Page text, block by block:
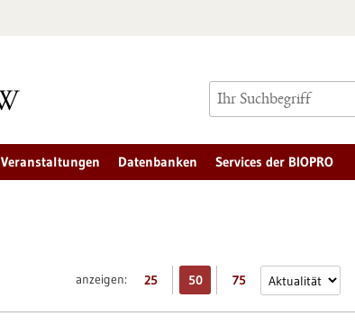
Veranstaltungen Datenbanken Services der BIOPRO
anzeigen: 25 50 75